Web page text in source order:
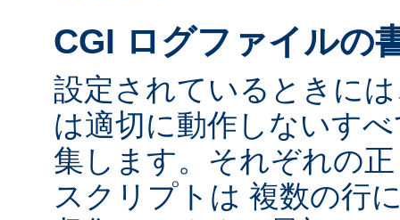
CGI ログファイルの
設定されているときに
は適切に動作しないす
集します。それぞれの
スクリプトは 複数の行